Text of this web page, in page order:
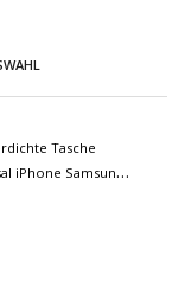
Tasche
iPhone Samsung
"Airbag